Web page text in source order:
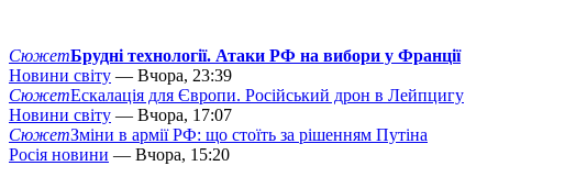
СюжетБрудні технології. Атаки РФ на вибори у Франції
Новини світу — Вчора, 23:39
СюжетЕскалація для Європи. Російський дрон в Лейпцигу
Новини світу — Вчора, 17:07
СюжетЗміни в армії РФ: що стоїть за рішенням Путіна
Росія новини — Вчора, 15:20